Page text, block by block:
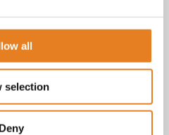
all
selection
Deny